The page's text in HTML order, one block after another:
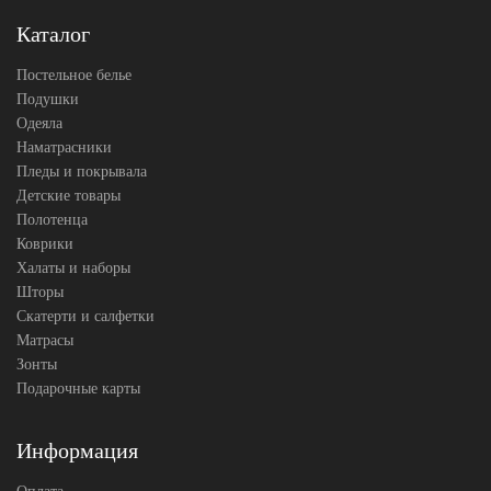
Каталог
Постельное белье
Подушки
Одеяла
Наматрасники
Пледы и покрывала
Детские товары
Полотенца
Коврики
Халаты и наборы
Шторы
Скатерти и салфетки
Матрасы
Зонты
Подарочные карты
Информация